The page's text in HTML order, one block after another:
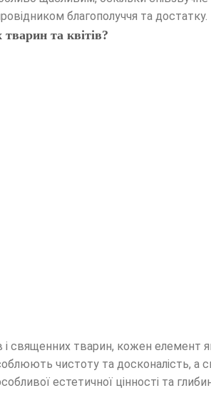
благополуччя та достатку.
та квітів?
священних тварин, кожен елемент
чистоту та досконалість,
​​естетичної цінності та